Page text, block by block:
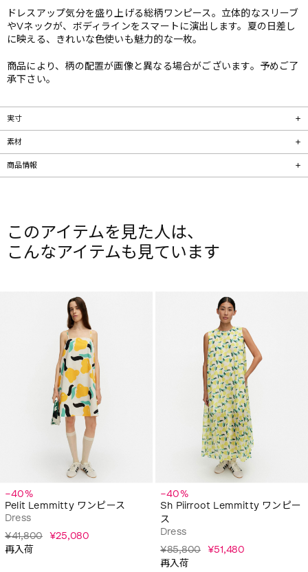
ドレスアップ気分を盛り上げる総柄ワンピース。立体的なスリーブ
やVネックが、ボディラインをスマートに演出します。夏の日差し
に映える、きれいな色使いも魅力的な一枚。
商品により、柄の配置が画像と異なる場合がございます。予めご了
承下さい。
実寸
素材
商品情報
このアイテムを見た人は、
こんなアイテムも見ています
−40%
Pelit Lemmitty ワンピース
Dress
¥41,800 ¥25,080
再入荷
−40%
Sh Piirroot Lemmitty ワンピー
ス
Dress
¥85,800 ¥51,480
再入荷